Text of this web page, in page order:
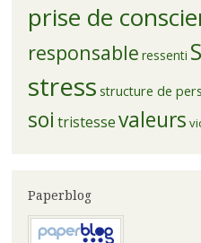
prise de
responsable ressenti
stress structure de
soi tristessevaleurs
Paperblog